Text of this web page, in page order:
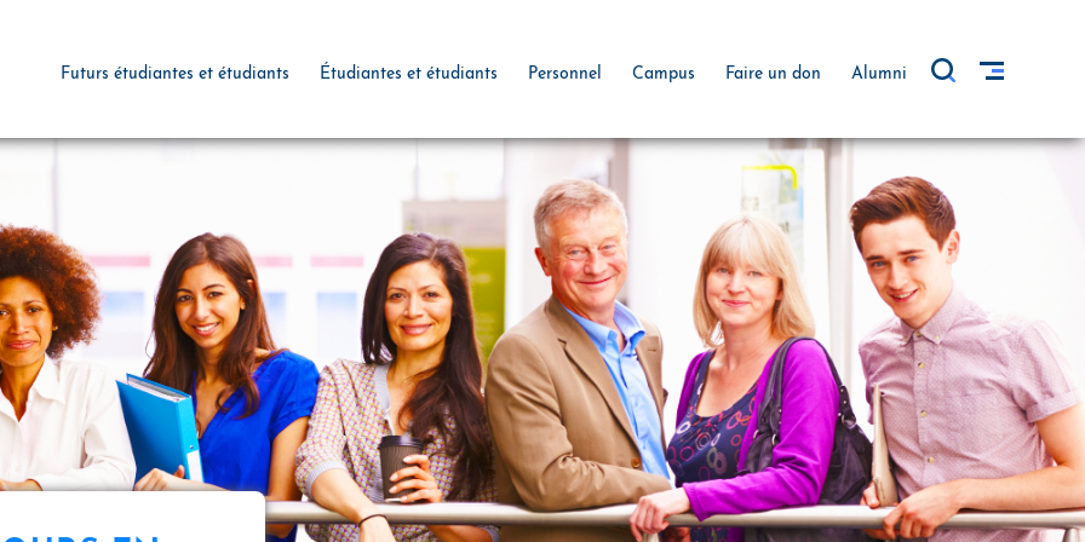
Futurs étudiantes et étudiants Étudiantes et étudiants Personnel Campus Faire un don Alumni